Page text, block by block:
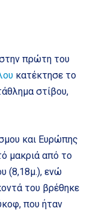
πρώτη του
κατέκτησε το
στίβου,
και Ευρώπης
μακριά από το
(8,18μ.), ενώ
του βρέθηκε
που ήταν